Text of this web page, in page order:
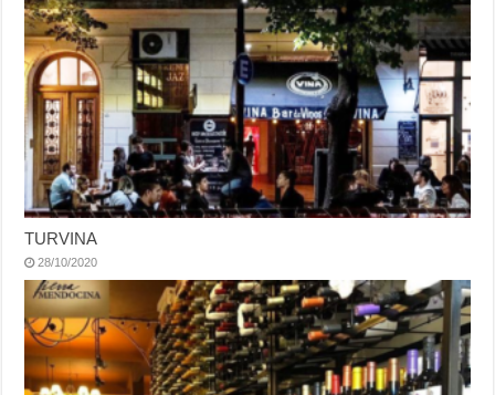
TURVINA
28/10/2020